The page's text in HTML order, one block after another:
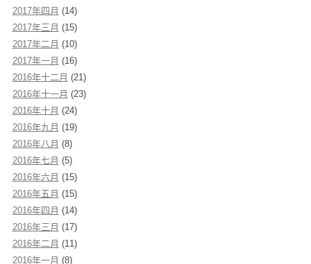
2017年四月 (14)
2017年三月 (15)
2017年二月 (10)
2017年一月 (16)
2016年十二月 (21)
2016年十一月 (23)
2016年十月 (24)
2016年九月 (19)
2016年八月 (8)
2016年七月 (5)
2016年六月 (15)
2016年五月 (15)
2016年四月 (14)
2016年三月 (17)
2016年二月 (11)
2016年一月 (8)